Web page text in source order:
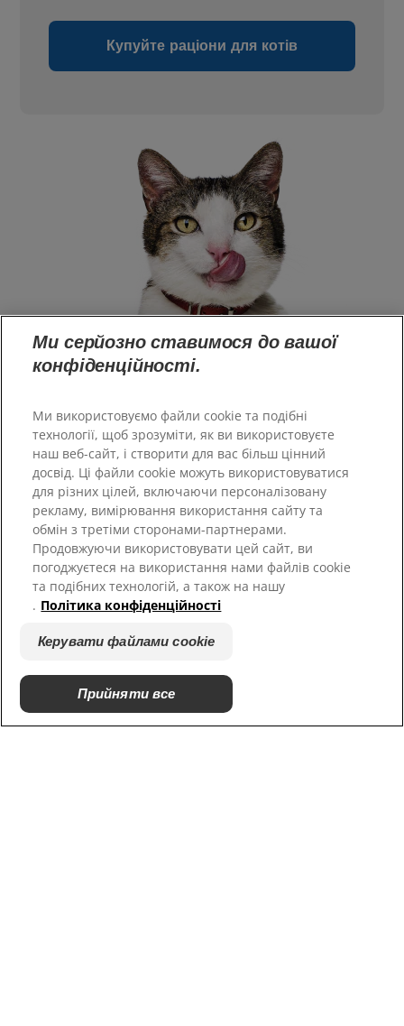
Купуйте раціони для котів
Великобританія
Ресурси
Зв'язатися з нами
Карта сайту
Наші сайти
Кар'єра
Ми серйозно ставимося до вашої
конфіденційності.
Ми використовуємо файли cookie та подібні
технології, щоб зрозуміти, як ви використовуєте
наш веб-сайт, і створити для вас більш цінний
досвід. Ці файли cookie можуть використовуватися
для різних цілей, включаючи персоналізовану
рекламу, вимірювання використання сайту та
обмін з третіми сторонами-партнерами.
Продовжуючи використовувати цей сайт, ви
погоджуєтеся на використання нами файлів cookie
та подібних технологій, а також на нашу
. Політика конфіденційності
Керувати файлами cookie
Прийняти все